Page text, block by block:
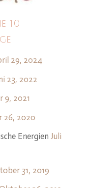
10
29, 2024
23, 2022
9, 2021
26, 2020
Energien Juli
31, 2019